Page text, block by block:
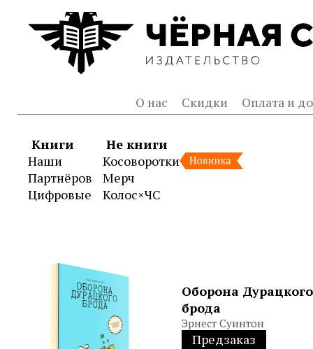
О нас Скидки Оплата и
Книги
Наши
Партнёров
Цифровые
Не книги
Косоворотки
Мерч
Колос×ЧС
Оборона Дурацкого
брода
Эрнест Суинтон
Предзаказ